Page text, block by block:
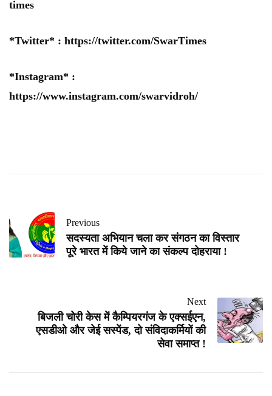
times
*Twitter* : https://twitter.com/SwarTimes
*Instagram* :
https://www.instagram.com/swarvidroh/
Previous
सदस्यता अभियान चला कर संगठन का विस्तार
पूरे भारत में किये जाने का संकल्प दोहराया !
Next
बिजली चोरी केस में कैम्पियरगंज के एक्सईएन,
एसडीओ और जेई सस्पेंड, दो संविदाकर्मियों की
सेवा समाप्त !